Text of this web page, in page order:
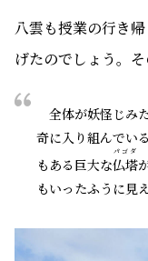
八雲も授業の行き
げたのでしょう。
全体が妖怪じみ
奇に入り組んでい
もある巨大な仏塔
パゴダ
もいったふうに見え